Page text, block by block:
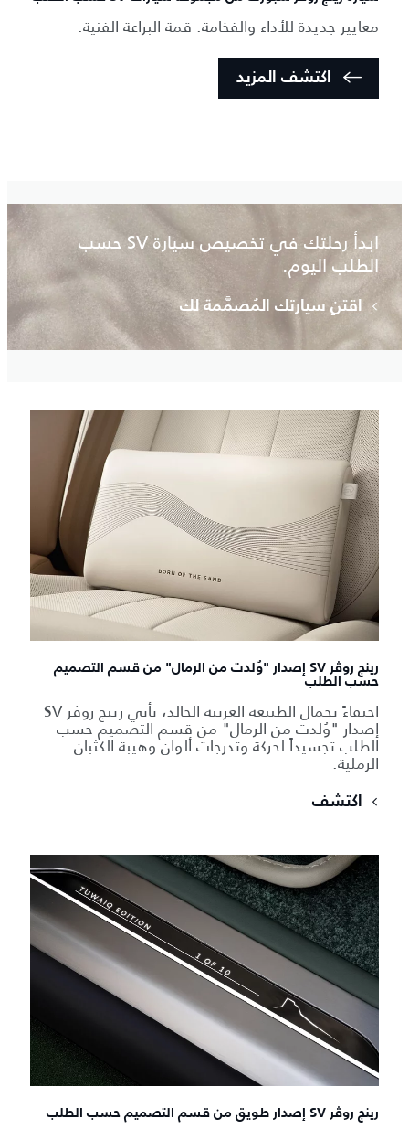
معايير جديدة للأداء والفخامة. قمة البراعة الفنية.
اكتشف المزيد
ابدأ رحلتك في تخصيص سيارة SV حسب
الطلب اليوم.
اقتنِ سيارتك المُصمَّمة لك
رينج روڤر SV إصدار "وُلدت من الرمال" من قسم التصميم
حسب الطلب
احتفاءً بجمال الطبيعة العربية الخالد، تأتي رينج روڤر SV
إصدار "وُلدت من الرمال" من قسم التصميم حسب
الطلب تجسيداً لحركة وتدرجات ألوان وهيبة الكثبان
الرملية.
اكتشف
رينج روڤر SV إصدار طويق من قسم التصميم حسب الطلب